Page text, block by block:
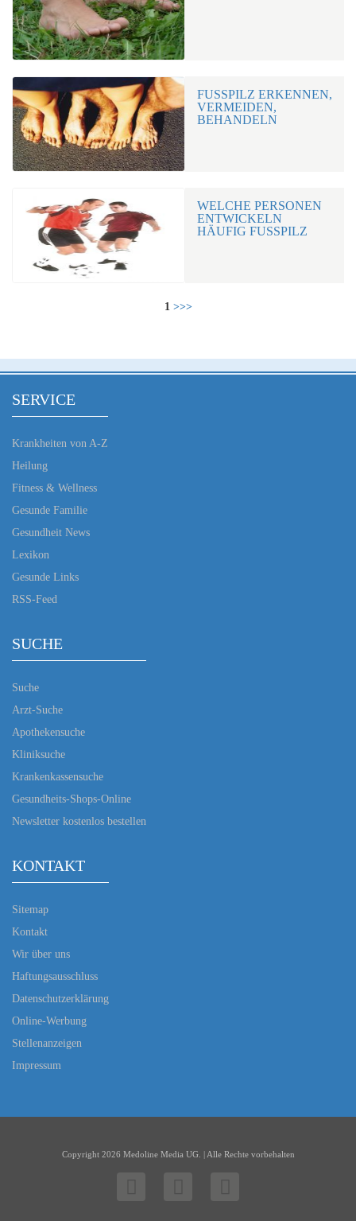
FUSSPILZ ERKENNEN, V
ERMEIDEN, B
EHANDELN
WELCHE PERSONEN
ENTWICKELN
HÄUFIG FUSSPILZ
1 >>>
SERVICE
Krankheiten von A-Z
Heilung
Fitness & Wellness
Gesunde Familie
Gesundheit News
Lexikon
Gesunde Links
RSS-Feed
SUCHE
Suche
Arzt-Suche
Apothekensuche
Kliniksuche
Krankenkassensuche
Gesundheits-Shops-Online
Newsletter kostenlos bestellen
KONTAKT
Sitemap
Kontakt
Wir über uns
Haftungsausschluss
Datenschutzerklärung
Online-Werbung
Stellenanzeigen
Impressum
Copyright 2026 Medoline Media UG. | Alle Rechte vorbehalten